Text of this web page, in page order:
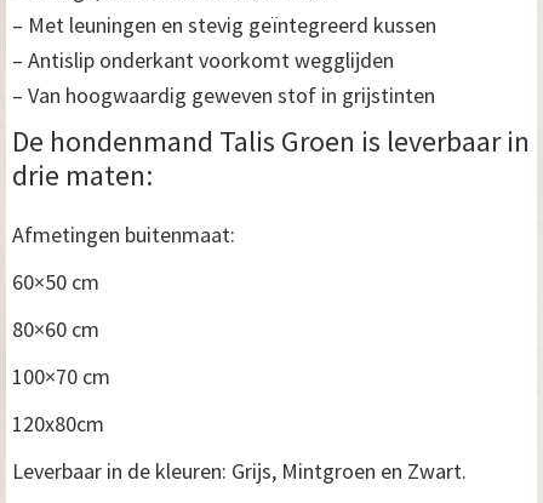
– Met leuningen en stevig geïntegreerd kussen
– Antislip onderkant voorkomt wegglijden
– Van hoogwaardig geweven stof in grijstinten
De hondenmand Talis Groen is leverbaar in
drie maten:
Afmetingen buitenmaat:
60×50 cm
80×60 cm
100×70 cm
120x80cm
Leverbaar in de kleuren: Grijs, Mintgroen en Zwart.